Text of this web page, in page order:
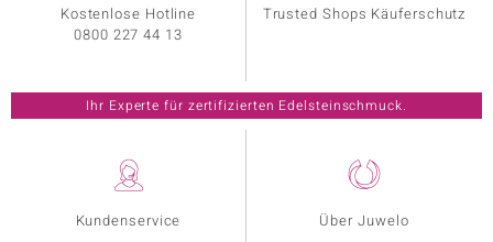
Kundenservice
Über Juwelo
Kostenlose Hotline
0800 227 44 13
Trusted Shops Käuferschutz
Ihr Experte für zertifizierten Edelsteinschmuck.